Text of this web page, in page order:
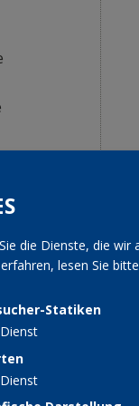
die Dienste, die
lesen Sie
Statiken
Dienst
Dienst